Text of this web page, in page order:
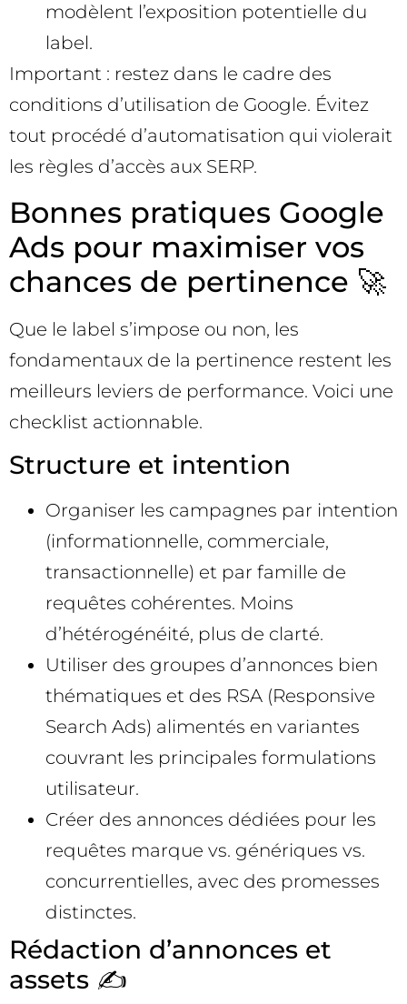
modèlent l’exposition potentielle du
label.
Important : restez dans le cadre des
conditions d’utilisation de Google. Évitez
tout procédé d’automatisation qui violerait
les règles d’accès aux SERP.
Bonnes pratiques Google
Ads pour maximiser vos
chances de pertinence 🚀
Que le label s’impose ou non, les
fondamentaux de la pertinence restent les
meilleurs leviers de performance. Voici une
checklist actionnable.
Structure et intention
Organiser les campagnes par intention
(informationnelle, commerciale,
transactionnelle) et par famille de
requêtes cohérentes. Moins
d’hétérogénéité, plus de clarté.
Utiliser des groupes d’annonces bien
thématiques et des RSA (Responsive
Search Ads) alimentés en variantes
couvrant les principales formulations
utilisateur.
Créer des annonces dédiées pour les
requêtes marque vs. génériques vs.
concurrentielles, avec des promesses
distinctes.
Rédaction d’annonces et
assets ✍️